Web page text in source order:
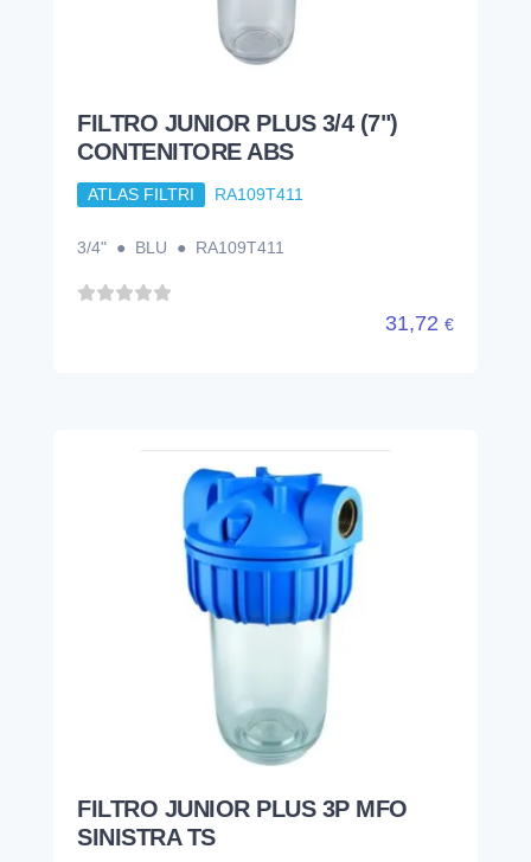
FILTRO JUNIOR PLUS 3/4 (7")
CONTENITORE ABS
ATLAS FILTRI RA109T411
3/4" ● BLU ● RA109T411
31,72 €
FILTRO JUNIOR PLUS 3P MFO
SINISTRA TS